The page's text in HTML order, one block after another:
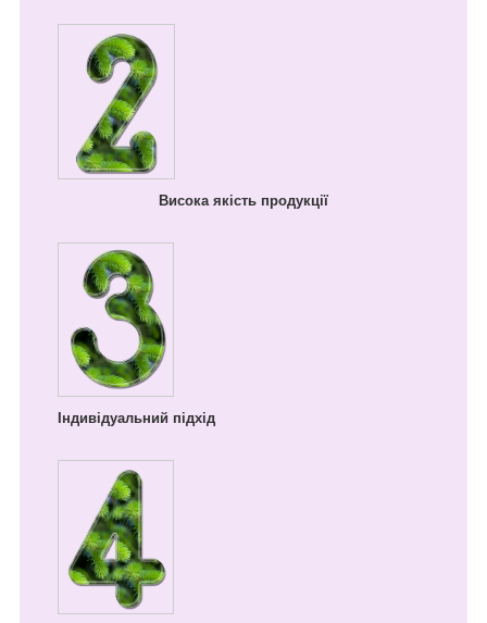
Висока якість продукції
Індивідуальний підхід